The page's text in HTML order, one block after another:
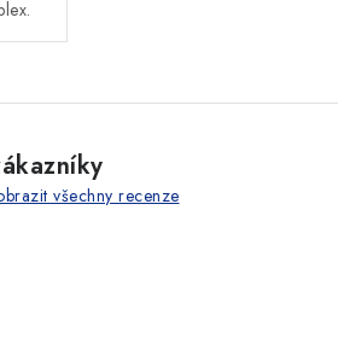
všechny recenze